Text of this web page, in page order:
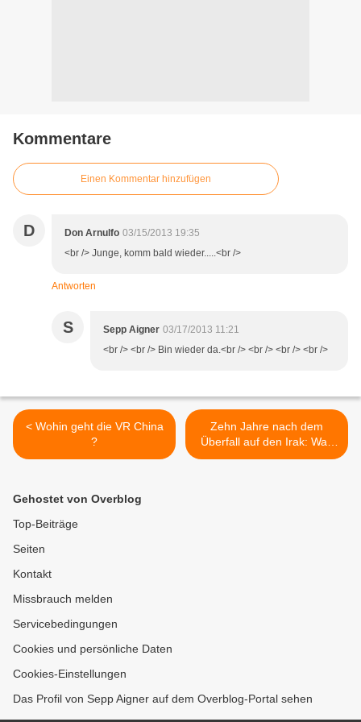
Kommentare
Einen Kommentar hinzufügen
D Don Arnulfo 03/15/2013 19:35
<br /> Junge, komm bald wieder.....<br />
Antworten
S Sepp Aigner 03/17/2013 11:21
<br /> <br /> Bin wieder da.<br /> <br /> <br /> <br />
< Wohin geht die VR China
?
Zehn Jahre nach dem
Überfall auf den Irak: Was
machen die Kriegstreiber
Gehostet von Overblog
Top-Beiträge
Seiten
Kontakt
Missbrauch melden
Servicebedingungen
Cookies und persönliche Daten
Cookies-Einstellungen
Das Profil von Sepp Aigner auf dem Overblog-Portal sehen